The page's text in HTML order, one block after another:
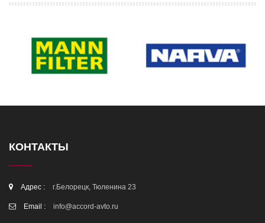
КОНТАКТЫ
Адрес : г.Белорецк, Тюленина 23
Email : info@accord-avto.ru